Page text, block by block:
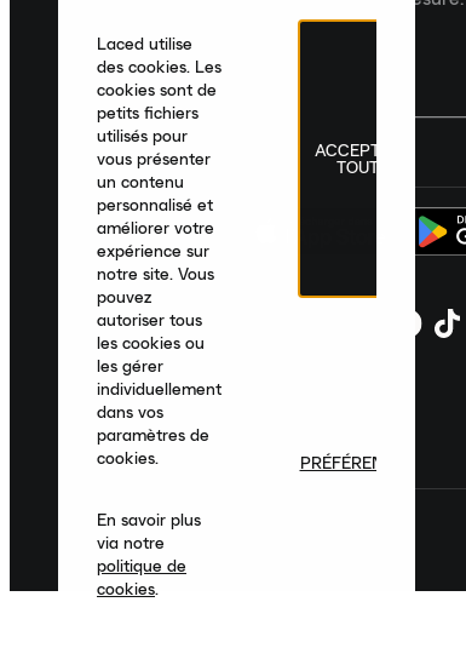
France|Français
Laced utilise
des cookies. Les
cookies sont de
petits fichiers
utilisés pour
vous présenter
un contenu
personnalisé et
améliorer votre
expérience sur
notre site. Vous
pouvez
autoriser tous
les cookies ou
les gérer
individuellement
dans vos
paramètres de
cookies.
En savoir plus
via notre
politique de
cookies.
ACCEPTER
TOUT
PRÉFÉRENCES